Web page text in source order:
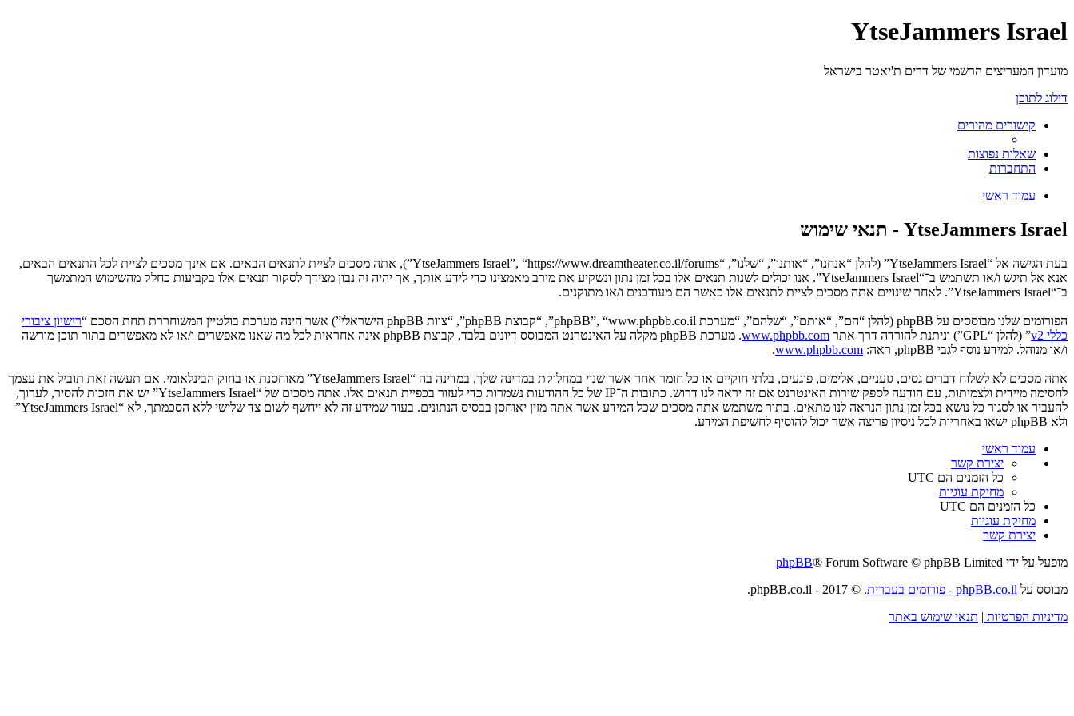
YtseJammers Israel
מועדון המעריצים הרשמי של דרים ת'יאטר בישראל
דילוג לתוכן
קישורים מהירים
שאלות נפוצות
התחברות
עמוד ראשי
YtseJammers Israel - תנאי שימוש
בעת הגישה אל “YtseJammers Israel” (להלן “אנחנו”, “אותנו”, “שלנו”, “YtseJammers Israel”, “https://www.dreamtheater.co.il/forums”), אתה מסכים לציית לתנאים הבאים. אם אינך מסכים לציית לכל התנאים הבאים,
אנא אל תיגש ו/או תשתמש ב־“YtseJammers Israel”. אנו יכולים לשנות תנאים אלו בכל זמן נתון ונשקיע את מירב מאמצינו כדי לידע אותך, אך יהיה זה נבון מצידך לסקור תנאים אלו בקביעות כחלק מהשימוש המתמשך
ב־“YtseJammers Israel”. לאחר שינויים אתה מסכים לציית לתנאים אלו כאשר הם מעודכנים ו/או מתוקנים.
הפורומים שלנו מבוססים על phpBB (להלן “הם”, “אותם”, “שלהם”, “מערכת phpBB”, “www.phpbb.co.il”, “קבוצת phpBB”, “צוות phpBB הישראלי”) אשר הינה מערכת בולטיין המשוחררת תחת הסכם “
רישיון ציבורי
כללי v2
” (להלן “GPL”) וניתנת להורדה דרך אתר www.phpbb.com
. מערכת phpBB מקלה על האינטרנט המבוסס דיונים בלבד, קבוצת phpBB אינה אחראית לכל מה שאנו מאפשרים ו/או לא מאפשרים בתור תוכן מורשה
ו/או מנוהל. למידע נוסף לגבי phpBB, ראה:
www.phpbb.com
.
אתה מסכים לא לשלוח דברים גסים, גזעניים, אלימים, פוגעים, בלתי חוקיים או כל חומר אחר אשר שנוי במחלוקת במדינה שלך, במדינה בה “YtseJammers Israel” מאוחסנת או בחוק הבינלאומי. אם תעשה זאת תוביל את עצמך
לחסימה מיידית ולצמיתות, עם הודעה לספק שירות האינטרנט אם זה יראה לנו דרוש. כתובות ה־IP של כל ההודעות נשמרות כדי לעזור בכפיית תנאים אלו. אתה מסכים של “YtseJammers Israel” יש את הזכות להסיר, לערוך,
להעביר או לסגור כל נושא בכל זמן נתון הנראה לנו מתאים. בתור משתמש אתה מסכים שכל המידע אשר אתה מזין יאוחסן בבסיס הנתונים. בעוד שמידע זה לא ייחשף לשום צד שלישי ללא הסכמתך, לא “YtseJammers Israel”
ולא phpBB ישאו באחריות לכל ניסיון פריצה אשר יכול להוסיף לחשיפת המידע.
עמוד ראשי
יצירת קשר
כל הזמנים הם UTC
מחיקת עוגיות
כל הזמנים הם UTC
מחיקת עוגיות
יצירת קשר
מופעל על ידי
phpBB® Forum Software © phpBB Limited
מבוסס על phpBB.co.il - פורומים בעברית
. © 2017 - phpBB.co.il.
מדיניות הפרטיות | תנאי שימוש באתר